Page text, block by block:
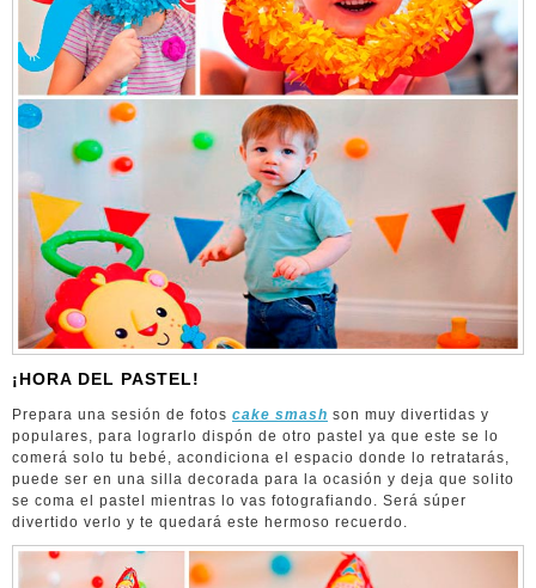
¡HORA DEL PASTEL!
Prepara una sesión de fotos cake smash son muy divertidas y
populares, para lograrlo dispón de otro pastel ya que este se lo
comerá solo tu bebé, acondiciona el espacio donde lo retratarás,
puede ser en una silla decorada para la ocasión y deja que solito
se coma el pastel mientras lo vas fotografiando. Será súper
divertido verlo y te quedará este hermoso recuerdo.